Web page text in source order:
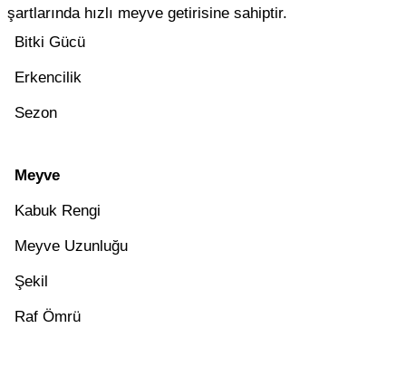
şartlarında hızlı meyve getirisine sahiptir.
Bitki Gücü
Erkencilik
Sezon
Meyve
Kabuk Rengi
Meyve Uzunluğu
Şekil
Raf Ömrü